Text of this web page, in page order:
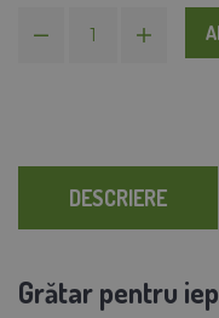
DESCRIERE
Grătar pentru